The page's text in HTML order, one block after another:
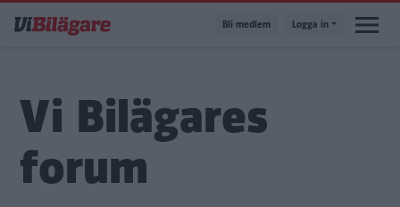
till
Bli medlem Logga in
Vi Bilägares
forum